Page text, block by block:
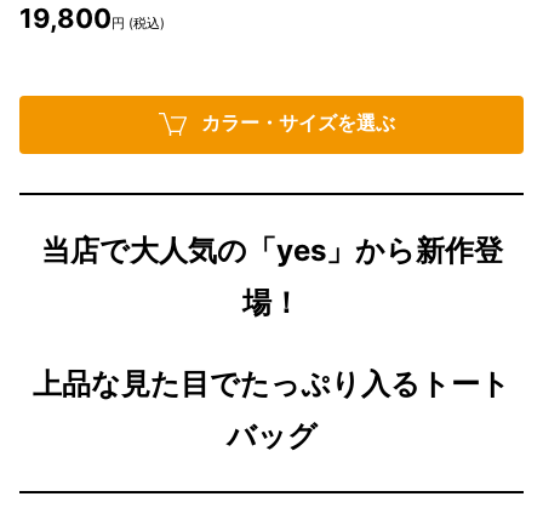
19,800円 (税込)
カラー・サイズを選ぶ
当店で大人気の「yes」から新作登
場！
上品な見た目でたっぷり入るトート
バッグ